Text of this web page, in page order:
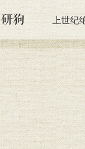
上世纪